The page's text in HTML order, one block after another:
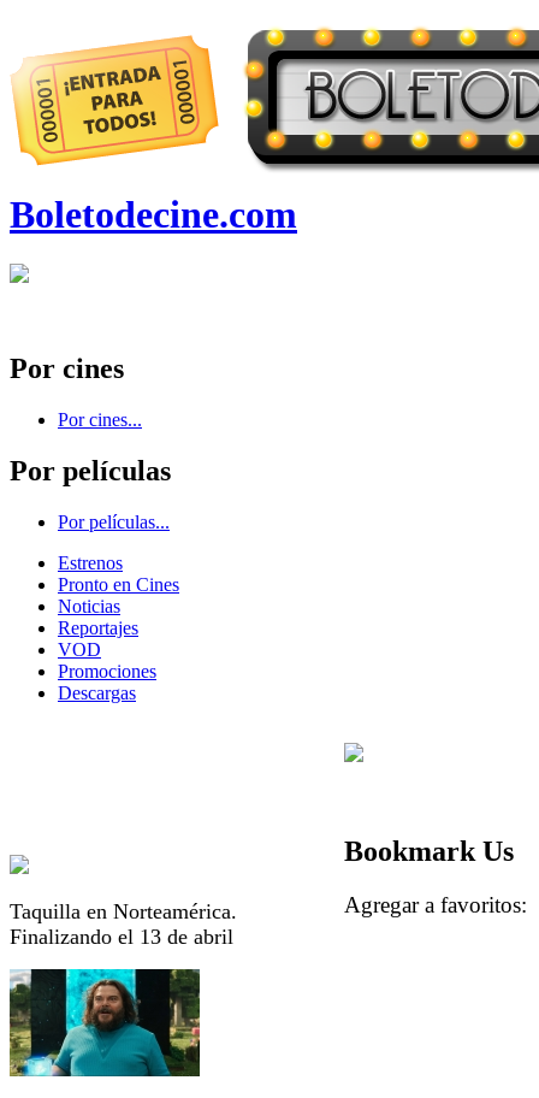
Boletodecine.com
Por cines
Por cines...
Por películas
Por películas...
Estrenos
Pronto en Cines
Noticias
Reportajes
VOD
Promociones
Descargas
Taquilla en Norteamérica.
Finalizando el 13 de abril
Bookmark Us
Agregar a